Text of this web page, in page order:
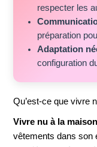
respecter les
préparation
Adaptation
configuration
Qu’est-ce que vivre
Vivre nu à la maison
vêtements dans son